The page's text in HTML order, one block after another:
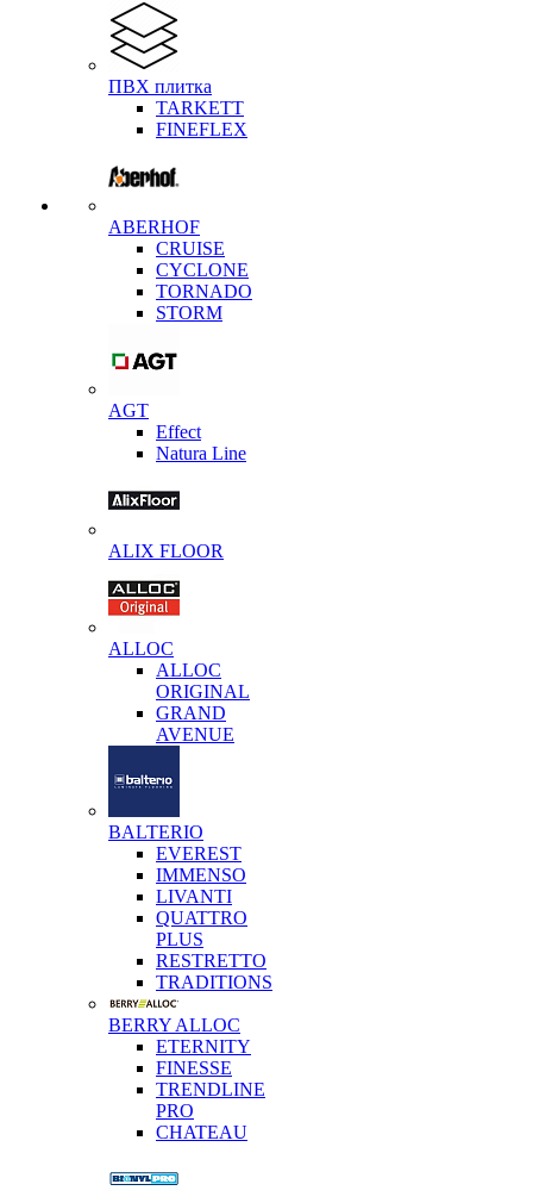
ПВХ плитка
TARKETT
FINEFLEX
ABERHOF
CRUISE
CYCLONE
TORNADO
STORM
AGT
Effect
Natura Line
ALIX FLOOR
ALLOC
ALLOC
ORIGINAL
GRAND
AVENUE
BALTERIO
EVEREST
IMMENSO
LIVANTI
QUATTRO
PLUS
RESTRETTO
TRADITIONS
BERRY ALLOC
ETERNITY
FINESSE
TRENDLINE
PRO
CHATEAU